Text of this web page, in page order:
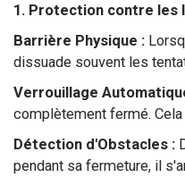
1. Protection contre les
Barrière Physique :
dissuade souvent les
Verrouillage
complètement fermé.
Détection d'Obstacles :
pendant sa fermeture, il